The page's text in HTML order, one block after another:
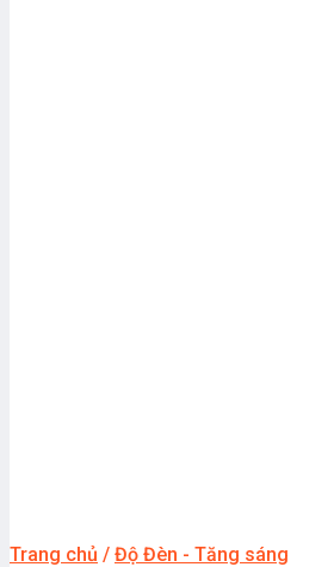
Trang chủ / Độ Đèn - Tăng sáng